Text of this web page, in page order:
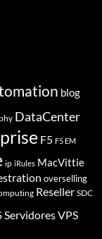
blog
DataCenter
F5 F5 EM
ip iRules MacVittie
overselling
Reseller SDC
Servidores VPS